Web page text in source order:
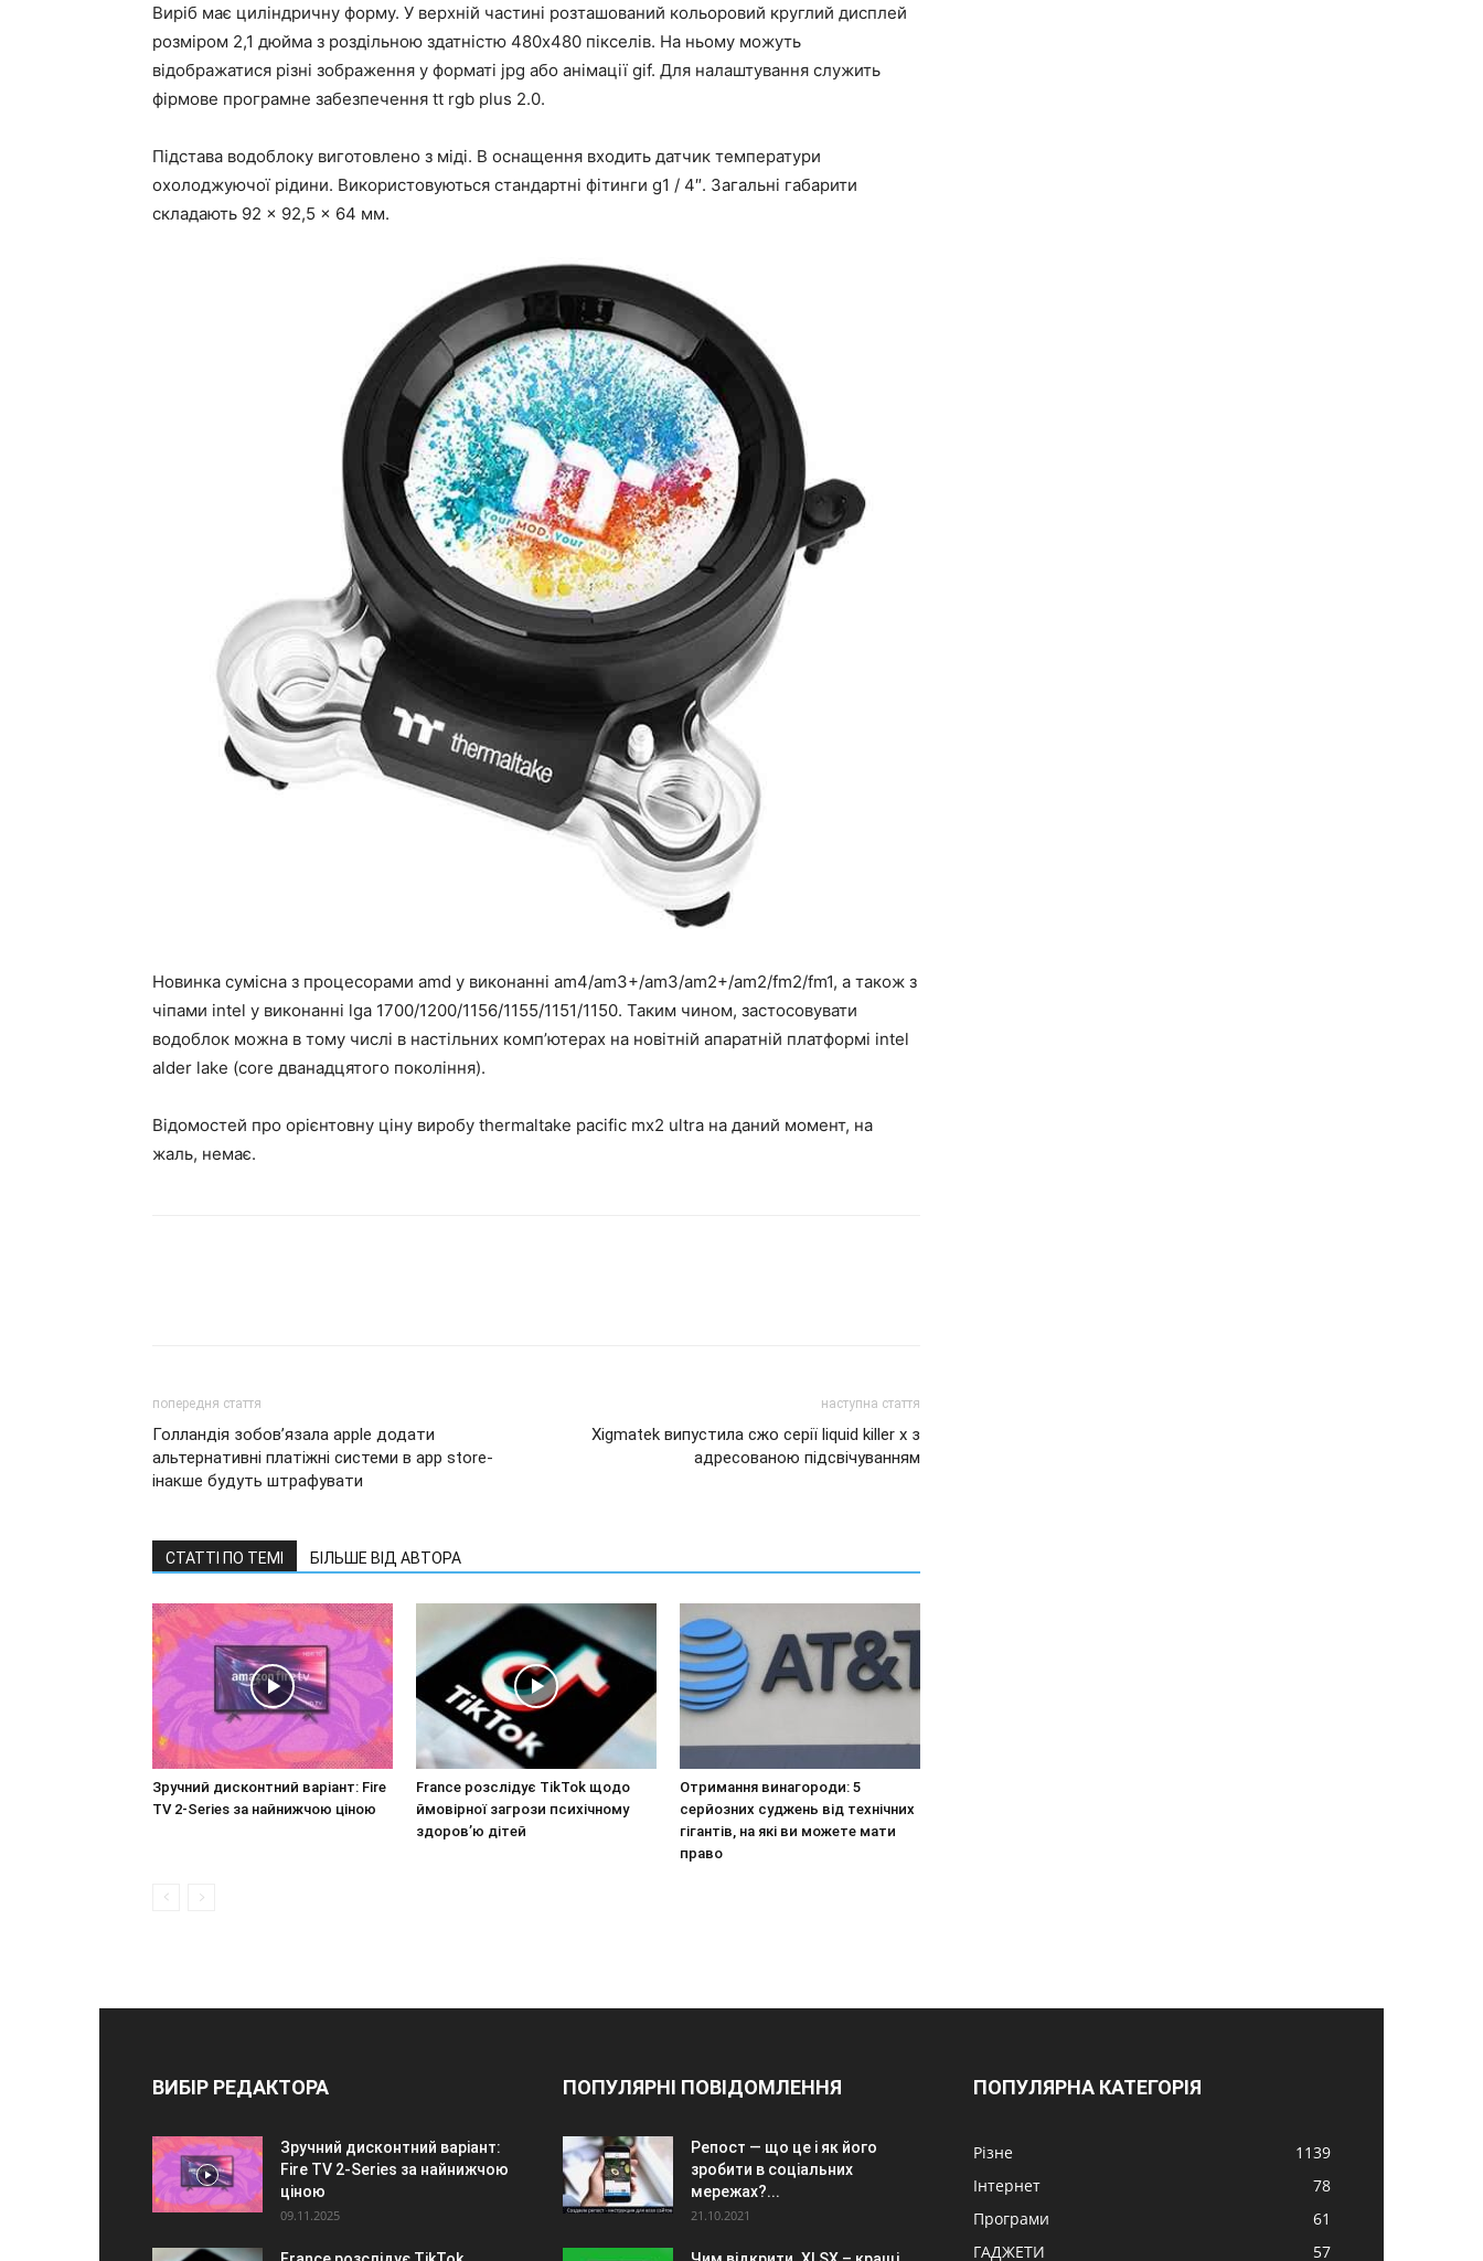
Виріб має циліндричну форму. У верхній частині розташований кольоровий круглий дисплей
розміром 2,1 дюйма з роздільною здатністю 480х480 пікселів. На ньому можуть
відображатися різні зображення у форматі jpg або анімації gif. Для налаштування служить
фірмове програмне забезпечення tt rgb plus 2.0.
Підстава водоблоку виготовлено з міді. В оснащення входить датчик температури
охолоджуючої рідини. Використовуються стандартні фітинги g1 / 4″. Загальні габарити
складають 92 × 92,5 × 64 мм.
Новинка сумісна з процесорами amd у виконанні am4/am3+/am3/am2+/am2/fm2/fm1, а також з
чіпами intel у виконанні lga 1700/1200/1156/1155/1151/1150. Таким чином, застосовувати
водоблок можна в тому числі в настільних комп’ютерах на новітній апаратній платформі intel
alder lake (core дванадцятого покоління).
Відомостей про орієнтовну ціну виробу thermaltake pacific mx2 ultra на даний момент, на
жаль, немає.
попередня стаття
Голландія зобов’язала apple додати
альтернативні платіжні системи в app store-
інакше будуть штрафувати
наступна стаття
Xigmatek випустила сжо серії liquid killer x з
адресованою підсвічуванням
СТАТТІ ПО ТЕМІ БІЛЬШЕ ВІД АВТОРА
Зручний дисконтний варіант: Fire
TV 2-Series за найнижчою ціною
France розслідує TikTok щодо
ймовірної загрози психічному
здоров’ю дітей
Отримання винагороди: 5
серйозних суджень від технічних
гігантів, на які ви можете мати
право
ВИБІР РЕДАКТОРА
Зручний дисконтний варіант:
Fire TV 2-Series за найнижчою
ціною
09.11.2025
ПОПУЛЯРНІ ПОВІДОМЛЕННЯ
Репост — що це і як його
зробити в соціальних
мережах?...
21.10.2021
ПОПУЛЯРНА КАТЕГОРІЯ
Різне
1139
Інтернет
78
Програми
61
ГАДЖЕТИ
57